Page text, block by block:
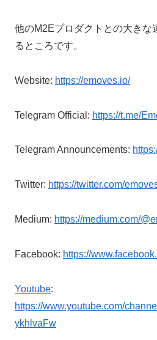
他のM2Eプロダクトとの大きな
るところです。
Website: https://emoves.io/
Telegram Official: https://t.me/
Telegram Announcements:
Twitter: https://twitter.com/
Medium: https://medium.com/
Facebook: https://
Youtube:
https://www.youtube.com/
ykhlvaFw